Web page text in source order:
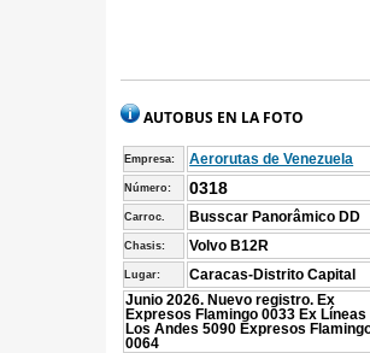
AUTOBUS EN LA FOTO
Empresa: Aerorutas de Venezuela
Número: 0318
Carroc. Busscar Panorâmico DD
Chasis: Volvo B12R
Lugar:
Caracas-Distrito Capital
Junio 2026. Nuevo registro. Ex
Expresos Flamingo 0033 Ex Líneas
Los Andes 5090 Expresos
0064